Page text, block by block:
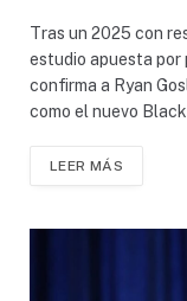
Tras un 2025 con
estudio apuesta por
confirma a Ryan
como el nuevo
LEER MÁS